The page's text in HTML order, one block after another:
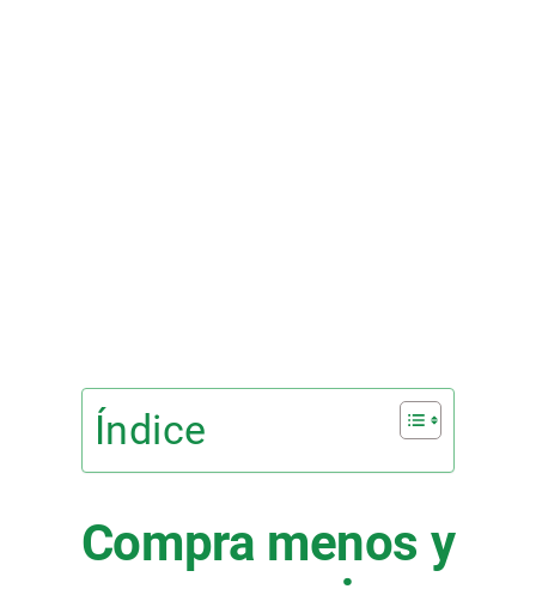
Índice
Compra menos y